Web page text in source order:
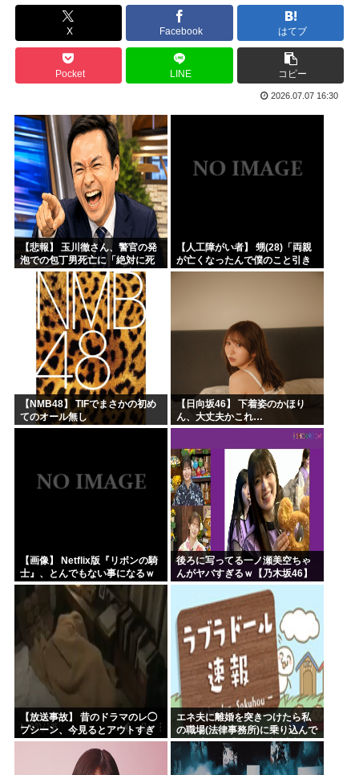
韓国、サッカーW杯予選で審判を性接待して買収していたこと...
ジョジョのシーザー「やってない犯罪は殺人だけです。」←こ...
韓国人「竹田恒泰とか36親等を養子に迎えるなら天皇の血を...
韓国サッカー協会、外国人審判員数十人に性的接待。羨ま死刑
韓国人「韓国サッカー協会が行った国際試合の性的接待の全容...
【超画像 】週刊少年ジャンプ、世代交代に失敗
外国人「2002年W杯は?」韓国サッカーに衝撃的不祥事！...
海外「日本なんて行くんじゃなかった…」 日本を知ってしま...
X Facebook はてブ
Pocket LINE コピー
2026.07.07 16:30
【悲報】 玉川徹さん、警官の発
泡での包丁男死亡に「絶対に死
刑にならない罪なのに警察が死
刑にした！」 → 元警官のマジレ
スがコチラ → ………
【人工障がい者】 甥(28)「両親
が亡くなったんで僕のこと引き
取ってほしいんですけど！」な
【NMB48】 TIFでまさかの初め
てのオール無し
【日向坂46】 下着姿のかほり
ん、大丈夫かこれ…
【画像】 Netflix版『リボンの騎
士』、とんでもない事になるｗ
ｗｗｗｗ
後ろに写ってる一ノ瀬美空ちゃ
んがヤバすぎるｗ【乃木坂46】
【放送事故】 昔のドラマのレ◯
プシーン、今見るとアウトすぎ
る・・・
エネ夫に離婚を突きつけたら私
の職場(法律事務所)に乗り込んで
きた 堂々と「離婚の法律相談で
す。母の薦めでこちらに参りま
した」と言っているが、...